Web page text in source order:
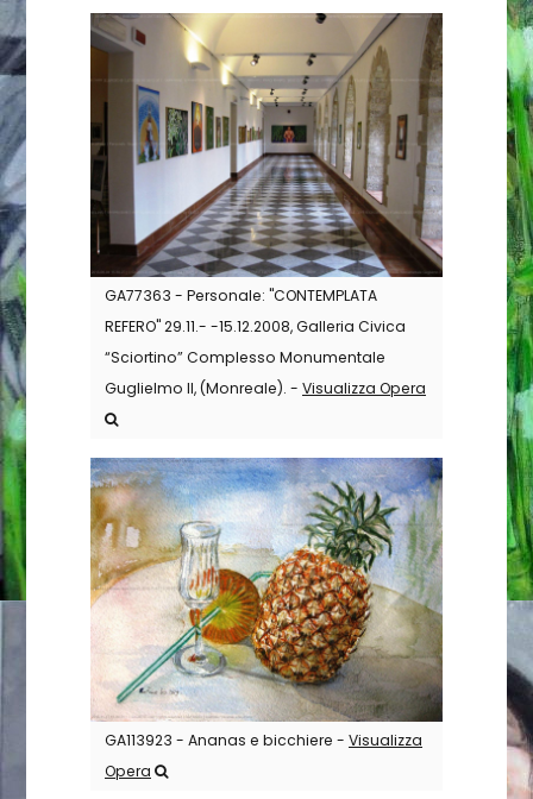
GA77363 - Personale: "CONTEMPLATA
REFERO" 29.11.- -15.12.2008, Galleria Civica
“Sciortino” Complesso Monumentale
Guglielmo II, (Monreale). - Visualizza Opera
GA113923 - Ananas e bicchiere - Visualizza
Opera